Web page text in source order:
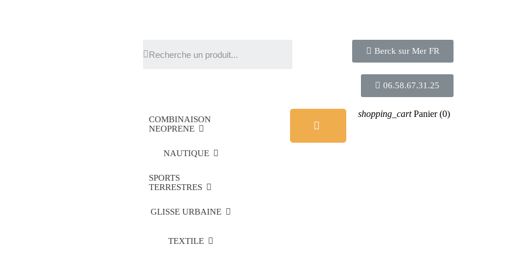
Berck sur Mer FR
06.58.67.31.25
COMBINAISON
NEOPRENE
NAUTIQUE
SPORTS
TERRESTRES
GLISSE URBAINE
TEXTILE
shopping_cart Panier (0)